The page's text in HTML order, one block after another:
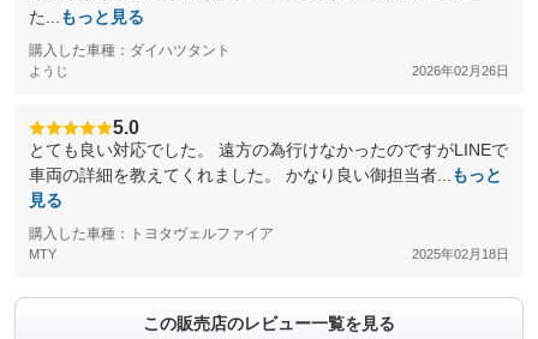
た...
もっと見る
購入した車種：ダイハツタント
ようじ 2026年02月26日
5.0
とても良い対応でした。 遠方の為行けなかったのですがLINEで
車両の詳細を教えてくれました。 かなり良い御担当者...
もっと
見る
購入した車種：トヨタヴェルファイア
MTY 2025年02月18日
この販売店のレビュー一覧を見る